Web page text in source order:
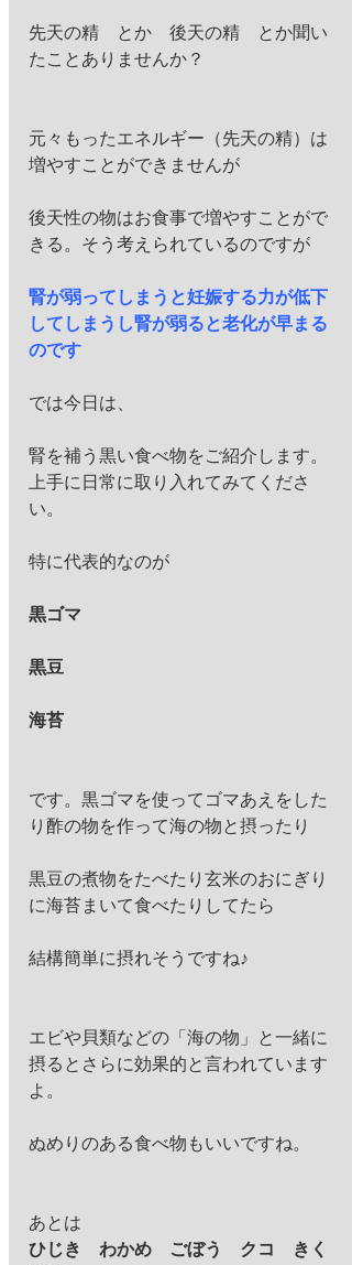
先天の精　とか　後天の精　とか聞い
たことありませんか？
元々もったエネルギー（先天の精）は
増やすことができませんが
後天性の物はお食事で増やすことがで
きる。そう考えられているのですが
腎が弱ってしまうと妊娠する力が低下
してしまうし腎が弱ると老化が早まる
のです
では今日は、
腎を補う黒い食べ物をご紹介します。
上手に日常に取り入れてみてくださ
い。
特に代表的なのが
黒ゴマ
黒豆
海苔
です。黒ゴマを使ってゴマあえをした
り酢の物を作って海の物と摂ったり
黒豆の煮物をたべたり玄米のおにぎり
に海苔まいて食べたりしてたら
結構簡単に摂れそうですね♪
エビや貝類などの「海の物」と一緒に
摂るとさらに効果的と言われています
よ。
ぬめりのある食べ物もいいですね。
あとは
ひじき　わかめ　ごぼう　クコ　きく